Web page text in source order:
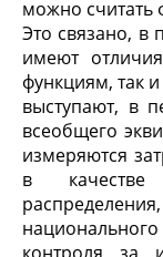
можно
Это связано, в
имеют
функциям, так
выступают, в
всеобщего
измеряются
в качестве